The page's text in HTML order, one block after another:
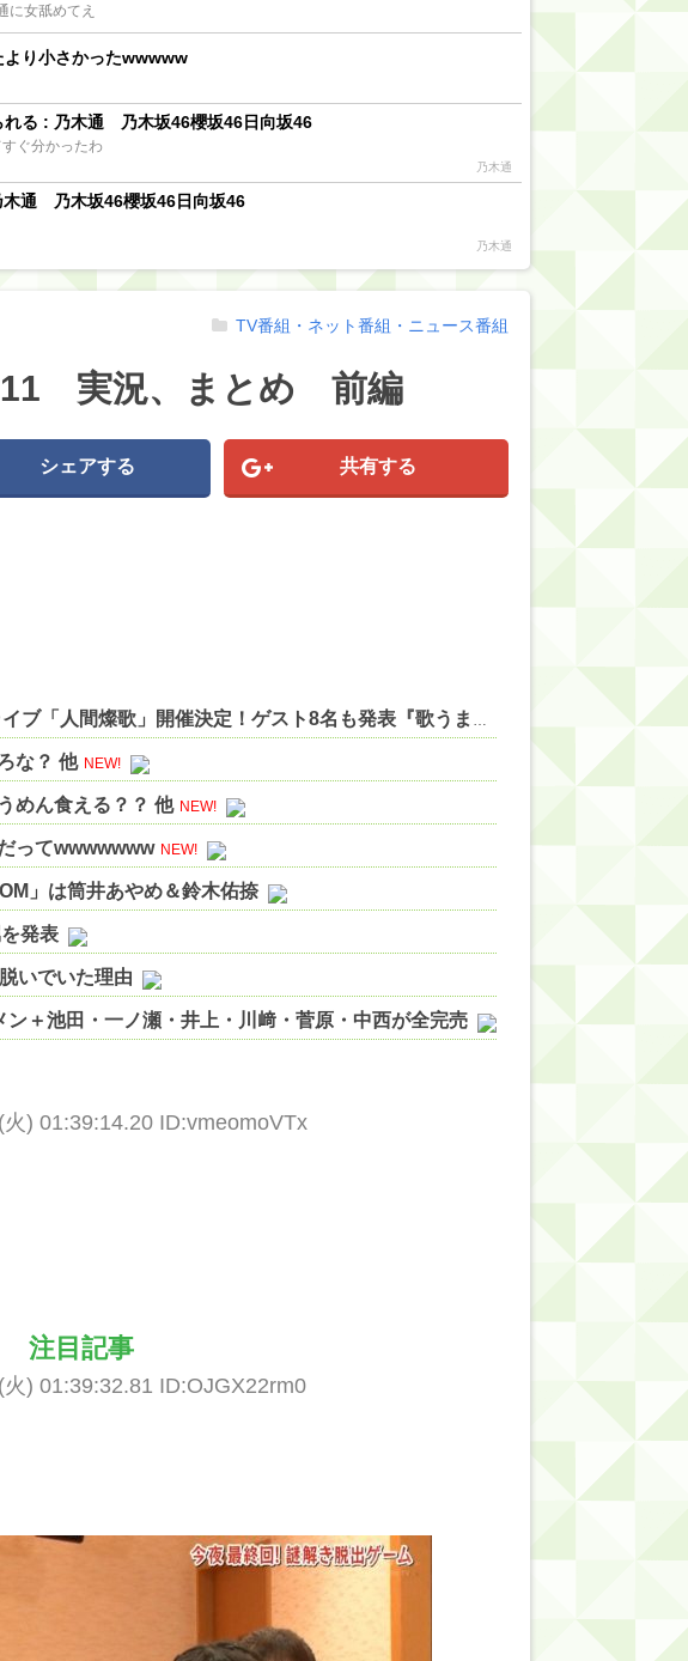
に女舐めてえ
より小さかったwwwww
れる : 乃木通 乃木坂46櫻坂46日向坂46
ぐ分かったわ
乃木通
木通 乃木坂46櫻坂46日向坂46
乃木通
11 実況、まとめ 前編
TV番組・ネット番組・ニュース番組
シェアする 共有する
【にじさんじ】レヴィちゃん、3Dライブ「人間燦歌」開催決定！ゲスト8名も発表『歌うまバイキングなゲストや』【8/18(火)21:00】 他
な？ 他 NEW!
めん食える？？ 他 NEW!
ってwwwwwww NEW!
」は筒井あやめ＆鈴木佑捺
発表
いでいた理由
＋池田・一ノ瀬・井上・川﨑・菅原・中西が全完売
月、これはマジギレしてる
げてけwwwwwwwwwww
偶然の方が官能的だよな？
) 01:39:14.20 ID:vmeomoVTx
注目記事
) 01:39:32.81 ID:OJGX22rm0